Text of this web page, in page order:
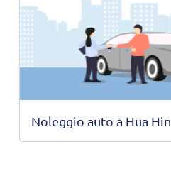
Noleggio auto a Hua Hin